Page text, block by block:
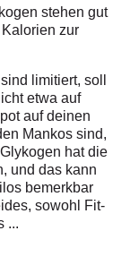
stehen gut
zur
limitiert, soll
etwa auf
auf deinen
Mankos sind,
hat die
und das kann
bemerkbar
sowohl Fit-
...